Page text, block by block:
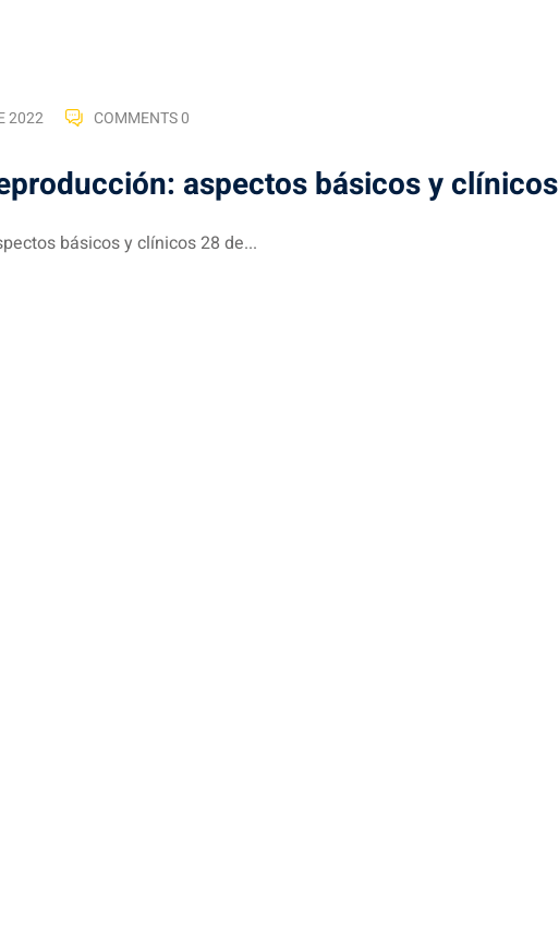
2022 COMMENTS 0
aspectos básicos y clínicos
básicos y clínicos 28 de...